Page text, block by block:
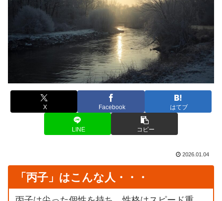
X Facebook はてブ
LINE コピー
2026.01.04
「 丙子」はこんな人・・・